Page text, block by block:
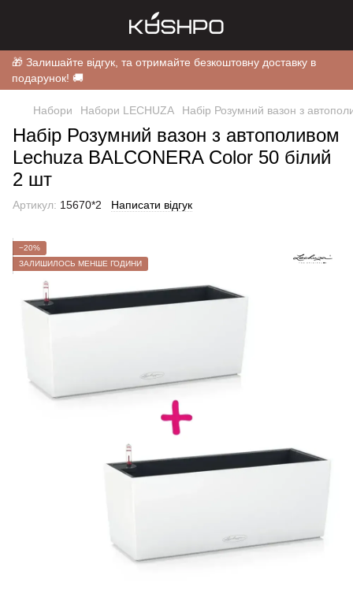
🎁 Залишайте відгук, та отримайте безкоштовну доставку в
подарунок! 🚚
Набори Набори LECHUZA Набір Розумний вазон з
Набір Розумний вазон з автополивом
Lechuza BALCONERA Color 50 білий
2 шт
Артикул: 15670*2 Написати відгук
−20%
ЗАЛИШИЛОСЬ МЕНШЕ ГОДИНИ